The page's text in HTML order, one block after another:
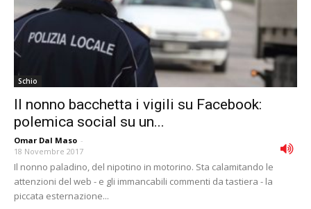
Schio
Il nonno bacchetta i vigili su Facebook:
polemica social su un...
Omar Dal Maso -
18 Novembre 2017
Il nonno paladino, del nipotino in motorino. Sta calamitando le
attenzioni del web - e gli immancabili commenti da tastiera - la
piccata esternazione...